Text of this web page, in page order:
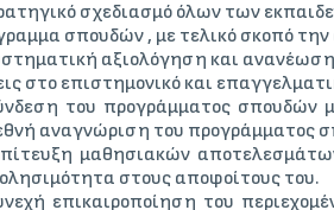
σχεδιασμό όλων των
σπουδών , με τελικό σκοπό την
αξιολόγηση και
στο επιστημονικό και
του προγράμματος σπουδών
αναγνώριση του προγράμματος
μαθησιακών
στους αποφοίτους του.
επικαιροποίηση του